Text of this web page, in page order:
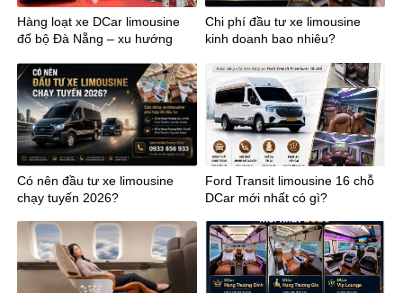
Hàng loạt xe DCar limousine
đổ bộ Đà Nẵng – xu hướng
miền Trung
Chi phí đầu tư xe limousine
kinh doanh bao nhiêu?
Có nên đầu tư xe limousine
chạy tuyến 2026?
Ford Transit limousine 16 chỗ
DCar mới nhất có gì?